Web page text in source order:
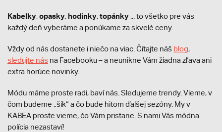
Kabelky,opasky, hodinky,topánky ... to všetko pre vás
každý deň vyberáme a ponúkame za skvelé ceny.
Vždy od nás dostanete i niečo na viac. Čítajte náš blog,
sledujte nás na Facebooku – a neunikne Vám žiadna zľava ani
extra horúce novinky.
Módu máme proste radi, baví nás. Sledujeme trendy. Vieme, v
čom budeme „šik“ a čo bude hitom ďalšej sezóny. My v
KABEA proste vieme, čo Vám pristane. S nami Vás módna
polícia nezastaví!